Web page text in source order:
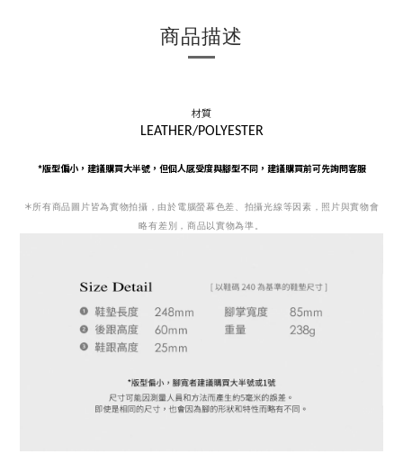
商品描述
材質
LEATHER/POLYESTER
*版型偏小， 建議購買大半號， 但個人感受度與腳型不同，建議購買前可先詢問客服
＊所有商品圖片皆為實物拍攝，由於電腦螢幕色差、拍攝光線等因素，照片與實物會
略有差別，商品以實物為準。